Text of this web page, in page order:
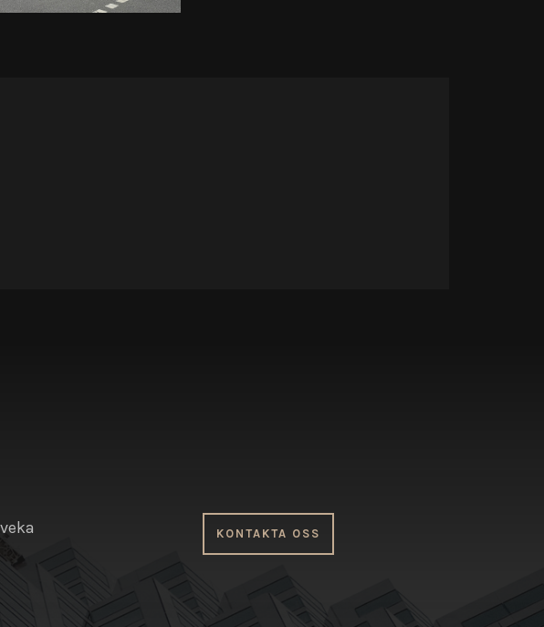
KONTAKTA OSS